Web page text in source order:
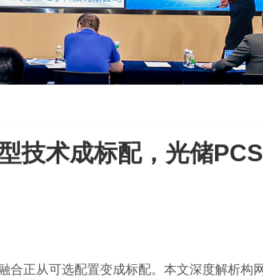
技术成标配，光储
合正从可选配置变成标配。本文深度解析构